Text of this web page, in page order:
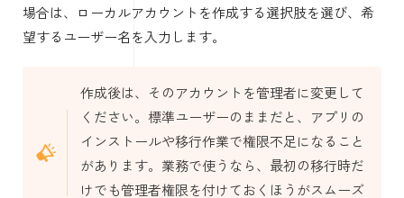
場合は、ローカルアカウントを作成する選択肢を選び、希
望するユーザー名を入力します。
作成後は、そのアカウントを管理者に変更して
ください。標準ユーザーのままだと、アプリの
インストールや移行作業で権限不足になること
があります。業務で使うなら、最初の移行時だ
けでも管理者権限を付けておくほうがスムーズ